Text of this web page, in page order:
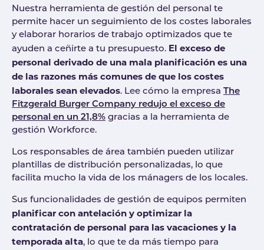
Nuestra herramienta de gestión del personal te
permite hacer un seguimiento de los costes laborales
y elaborar horarios de trabajo optimizados que te
ayuden a ceñirte a tu presupuesto. El exceso de
personal derivado de una mala planificación es una
de las razones más comunes de que los costes
laborales sean elevados. Lee cómo la empresa
The
Fitzgerald Burger Company redujo el exceso de
personal en un 21,8% gracias a la herramienta de
gestión Workforce.
Los responsables de área también pueden utilizar
plantillas de distribución personalizadas, lo que
facilita mucho la vida de los mánagers de los locales.
Sus funcionalidades de gestión de equipos permiten
planificar con antelación y optimizar la
contratación de personal para las vacaciones y la
temporada alta, lo que te da más tiempo para